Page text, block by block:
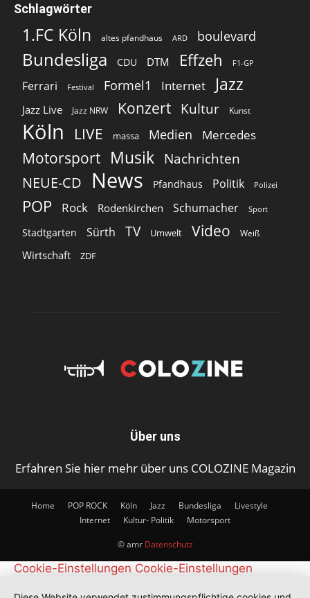
Schlagwörter
1.FC Köln altes pfandhaus ARD boulevard
Bundesliga CDU DTM Effzeh F1-GP
Ferrari Festival Formel1 Internet Jazz
Jazz Live Jazz NRW Konzert Kultur Kunst
Köln LIVE massa Medien Mercedes
Motorsport Musik Nachrichten
NEUE-CD
News Pfandhaus Politik Polizei
POP Rock Rodenkirchen Schumacher Sport
Stadtgarten Sürth TV Umwelt Video Weiß
Wirtschaft ZDF
Über uns
Erfahren Sie hier mehr über uns COLOZINE Magazin
Home POP ROCK Köln Jazz Bundesliga
Livestyle
Internet
Kultur- Politik Motorsport
© amr Datenschutz
Cookie-Einstellungen Cookie-Einstellungen